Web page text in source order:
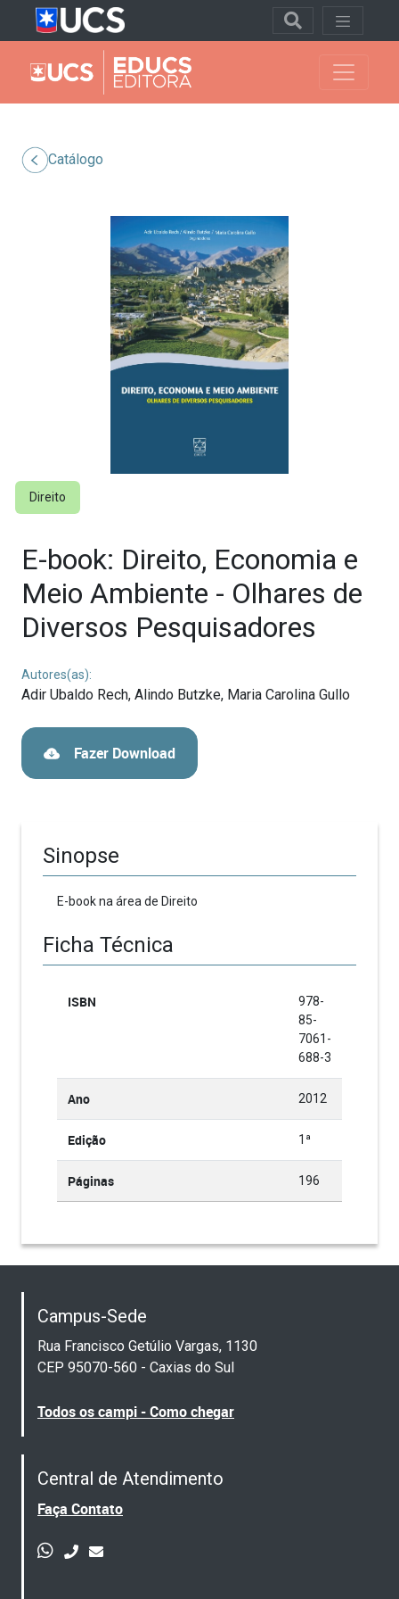
Catálogo
Direito
E-book: Direito, Economia e
Meio Ambiente - Olhares de
Diversos Pesquisadores
Autores(as):
Adir Ubaldo Rech, Alindo Butzke, Maria Carolina Gullo
Fazer Download
Sinopse
E-book na área de Direito
Ficha Técnica
ISBN
978-
85-
7061-
688-3
Ano 2012
Edição 1ª
Páginas 196
Campus-Sede
Rua Francisco Getúlio Vargas, 1130
CEP 95070-560 - Caxias do Sul
Todos os campi - Como chegar
Central de Atendimento
Faça Contato